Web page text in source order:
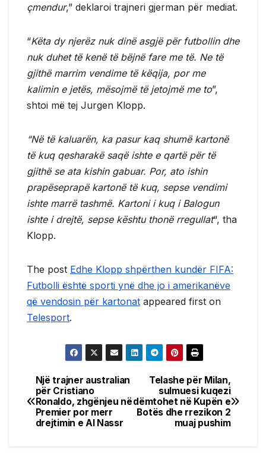
çmendur,” deklaroi trajneri gjerman për mediat.
“Këta dy njerëz nuk dinë asgjë për futbollin dhe
nuk duhet të kenë të bëjnë fare me të. Ne të
gjithë marrim vendime të këqija, por me
kalimin e jetës, mësojmë të jetojmë me to”,
shtoi më tej Jurgen Klopp.
“Në të kaluarën, ka pasur kaq shumë kartonë
të kuq qesharakë saqë ishte e qartë për të
gjithë se ata kishin gabuar. Por, ato ishin
prapëseprapë kartonë të kuq, sepse vendimi
ishte marrë tashmë. Kartoni i kuq i Balogun
ishte i drejtë, sepse kështu thonë rregullat“, tha
Klopp.
The post Edhe Klopp shpërthen kundër FIFA:
Futbolli është sporti ynë dhe jo i amerikanëve
që vendosin për kartonat appeared first on
Telesport.
Post
navigation
Telashe për Milan,
sulmuesi kuqezi
dëmtohet në Kupën e
Botës dhe rrezikon 2
muaj pushim
Një trajner australian
për Cristiano
Ronaldo, zhgënjeu në
Premier por merr
drejtimin e Al Nassr